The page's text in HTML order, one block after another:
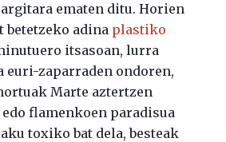
ematen ditu. Horien
betetzeko adina plastiko
itsasoan, lurra
euri-zaparraden ondoren,
Marte aztertzen
flamenkoen paradisua
toxiko bat dela, besteak